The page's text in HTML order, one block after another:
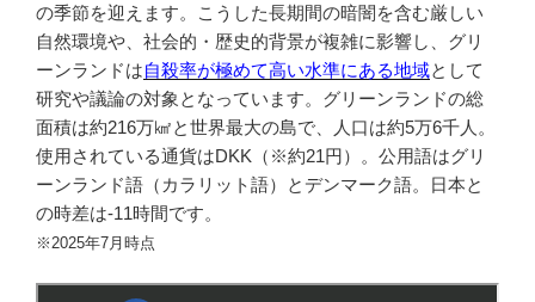
の季節を迎えます。こうした長期間の暗闇を含む厳しい
自然環境や、社会的・歴史的背景が複雑に影響し、グリ
ーンランドは自殺率が極めて高い水準にある地域として
研究や議論の対象となっています。グリーンランドの総
面積は約216万㎢と世界最大の島で、人口は約5万6千人。
使用されている通貨はDKK（※約21円）。公用語はグリ
ーンランド語（カラリット語）とデンマーク語。日本と
の時差は-11時間です。
※2025年7月時点